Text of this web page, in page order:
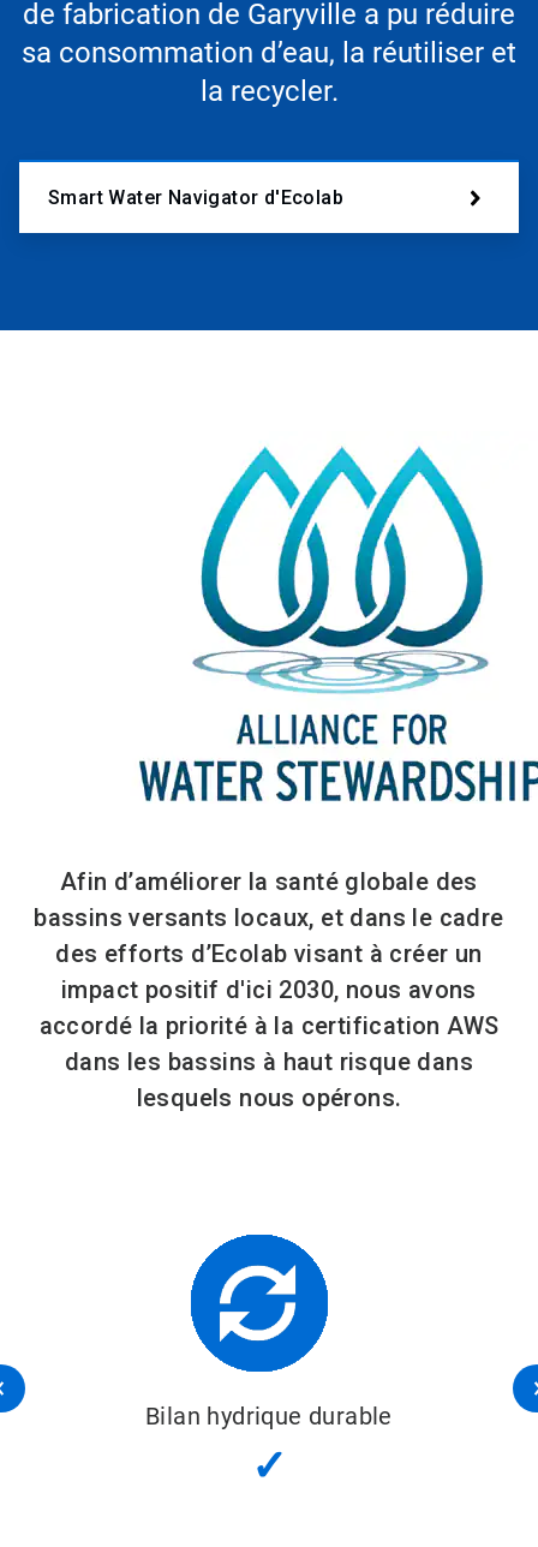
de fabrication de Garyville a pu réduire
sa consommation d’eau, la réutiliser et
la recycler.
Smart Water Navigator d'Ecolab
Afin d’améliorer la santé globale des
bassins versants locaux, et dans le cadre
des efforts d’Ecolab visant à créer un
impact positif d'ici 2030, nous avons
accordé la priorité à la certification AWS
dans les bassins à haut risque dans
lesquels nous opérons.
Bilan hydrique durable
✓